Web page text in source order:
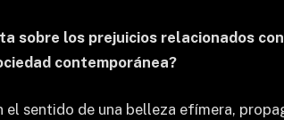
sobre los prejuicios relacionados
contemporánea?
el sentido de una belleza efímera,